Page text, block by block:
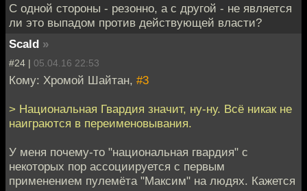
С одной стороны - резонно, а с другой - не является
ли это выпадом против действующей власти?
Scald »
#24 | 05.04.16 22:53
Кому: Хромой Шайтан, #3
> Национальная Гвардия значит, ну-ну. Всё никак не
наиграются в переименовывания.
У меня почему-то "национальная гвардия" с
некоторых пор ассоциируется с первым
применением пулемёта "Максим" на людях. Кажется